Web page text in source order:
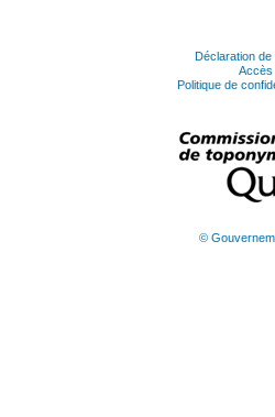
Déclaration
Accès
Politique de
©